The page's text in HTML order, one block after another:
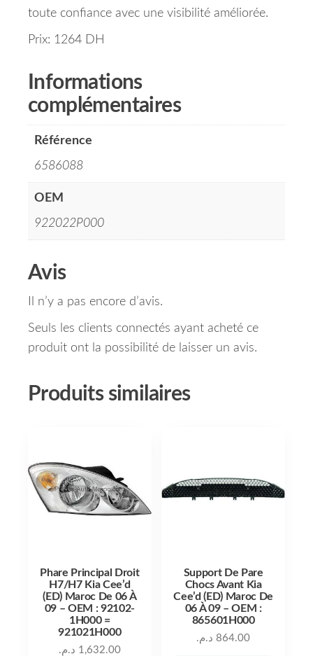
toute confiance avec une visibilité améliorée.
Prix: 1264 DH
Informations
complémentaires
Référence
6586088
OEM
922022P000
Avis
Il n’y a pas encore d’avis.
Seuls les clients connectés ayant acheté ce
produit ont la possibilité de laisser un avis.
Produits similaires
Phare Principal Droit
H7/H7 Kia Cee’d
(ED) Maroc De 06 À
09 – OEM : 92102-
1H000 =
921021H000
1,632.00 د.م.
Support De Pare
Chocs Avant Kia
Cee’d (ED) Maroc De
06 À 09 – OEM :
865601H000
864.00 د.م.